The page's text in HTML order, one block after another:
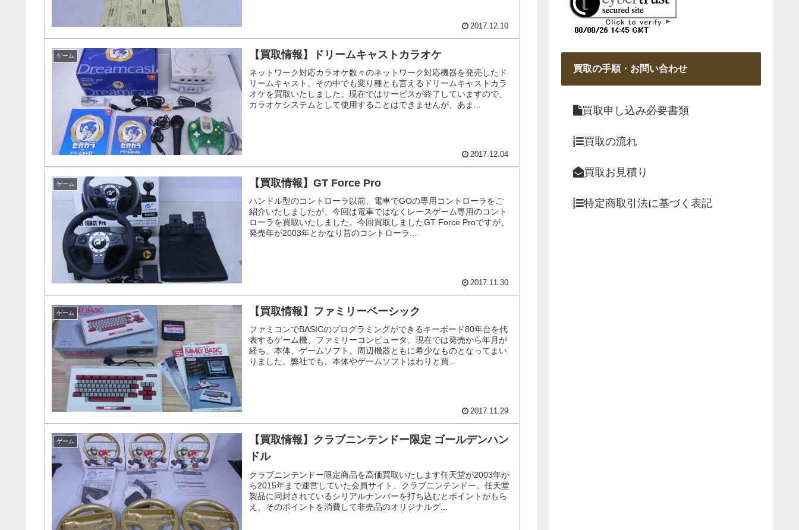
2017.12.10
ゲーム 【買取情報】ドリームキャストカラオケ
ネットワーク対応カラオケ数々のネットワーク対応機器を発売したド
リームキャスト。その中でも変り種とも言えるドリームキャストカラ
オケを買取いたしました。現在ではサービスが終了していますので、
カラオケシステムとして使用することはできませんが、あま...
2017.12.04
ゲーム 【買取情報】GT Force Pro
ハンドル型のコントローラ以前、電車でGOの専用コントローラをご
紹介いたしましたが、今回は電車ではなくレースゲーム専用のコント
ローラを買取いたしました。今回買取しましたGT Force Proですが、
発売年が2003年とかなり昔のコントローラ...
2017.11.30
ゲーム 【買取情報】ファミリーベーシック
ファミコンでBASICのプログラミングができるキーボード80年台を代
表するゲーム機、ファミリーコンピュータ。現在では発売から年月が
経ち、本体、ゲームソフト、周辺機器ともに希少なものとなってまい
りました。弊社でも、本体やゲームソフトはわりと買...
2017.11.29
ゲーム
【買取情報】クラブニンテンドー限定 ゴールデンハン
ドル
クラブニンテンドー限定商品を高価買取いたします任天堂が2003年か
ら2015年まで運営していた会員サイト、クラブニンテンドー。任天堂
製品に同封されているシリアルナンバーを打ち込むとポイントがもら
え、そのポイントを消費して非売品のオリジナルグ...
買取の手順・お問い合わせ
買取申し込み必要書類
買取の流れ
買取お見積り
特定商取引法に基づく表記